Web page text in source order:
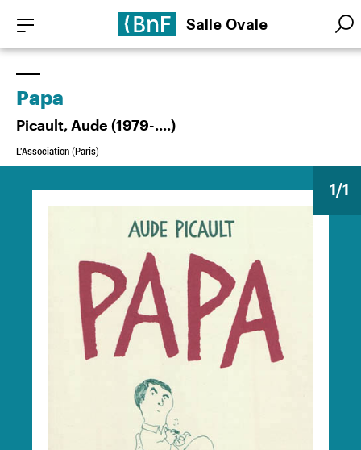
contenu
principal
Salle Ovale
1/1
Papa
Picault, Aude (1979-....)
L'Association (Paris)
Panneau de gestion des cookies